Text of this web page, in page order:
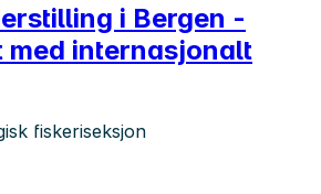
i Bergen -
med internasjonalt
fiskeriseksjon